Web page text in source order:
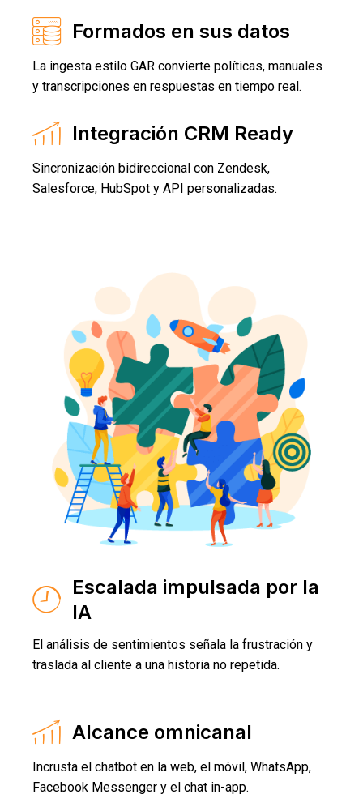
Formados en sus datos
La ingesta estilo GAR convierte políticas, manuales
y transcripciones en respuestas en tiempo real.
Integración CRM Ready
Sincronización bidireccional con Zendesk,
Salesforce, HubSpot y API personalizadas.
Escalada impulsada por la
IA
El análisis de sentimientos señala la frustración y
traslada al cliente a una historia no repetida.
Alcance omnicanal
Incrusta el chatbot en la web, el móvil, WhatsApp,
Facebook Messenger y el chat in-app.